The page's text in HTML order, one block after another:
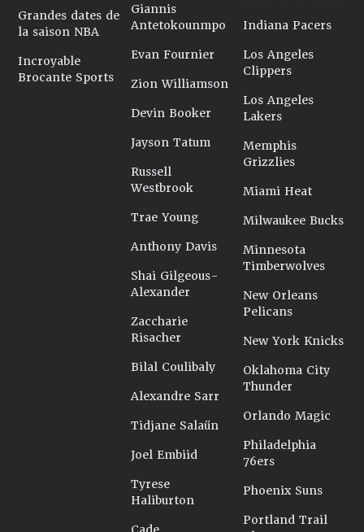
Grandes dates de
la saison NBA
Incroyable
Brocante Sports
Giannis
Antetokounmpo
Evan Fournier
Zion Williamson
Devin Booker
Jayson Tatum
Russell
Westbrook
Trae Young
Anthony Davis
Shai Gilgeous-
Alexander
Zaccharie
Risacher
Bilal Coulibaly
Alexandre Sarr
Tidjane Salaün
Joel Embiid
Tyrese
Haliburton
Indiana Pacers
Los Angeles
Clippers
Los Angeles
Lakers
Memphis
Grizzlies
Miami Heat
Milwaukee Bucks
Minnesota
Timberwolves
New Orleans
Pelicans
New York Knicks
Oklahoma City
Thunder
Orlando Magic
Philadelphia
76ers
Phoenix Suns
Portland Trail